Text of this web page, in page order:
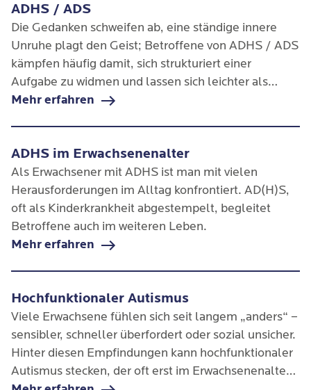
ADHS / ADS
Die Gedanken schweifen ab, eine ständige innere
Unruhe plagt den Geist; Betroffene von ADHS / ADS
kämpfen häufig damit, sich strukturiert einer
Aufgabe zu widmen und lassen sich leichter als
andere ablenken. Impulsives und desorganisiertes
Mehr erfahren
ADHS im Erwachsenenalter
Als Erwachsener mit ADHS ist man mit vielen
Herausforderungen im Alltag konfrontiert. AD(H)S,
oft als Kinderkrankheit abgestempelt, begleitet
Betroffene auch im weiteren Leben.
Mehr erfahren
Hochfunktionaler Autismus
Viele Erwachsene fühlen sich seit langem „anders“ –
sensibler, schneller überfordert oder sozial unsicher.
Hinter diesen Empfindungen kann hochfunktionaler
Autismus stecken, der oft erst im Erwachsenenalter